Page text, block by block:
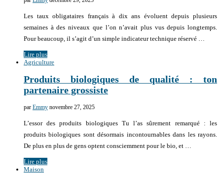
Les taux obligataires français à dix ans évoluent depuis plusieurs
semaines à des niveaux que l’on n’avait plus vus depuis longtemps.
Pour beaucoup, il s’agit d’un simple indicateur technique réservé …
Lire plus
Agriculture
Produits biologiques de qualité : ton
partenaire grossiste
par Emmy novembre 27, 2025
L’essor des produits biologiques Tu l’as sûrement remarqué : les
produits biologiques sont désormais incontournables dans les rayons.
De plus en plus de gens optent consciemment pour le bio, et …
Lire plus
Maison